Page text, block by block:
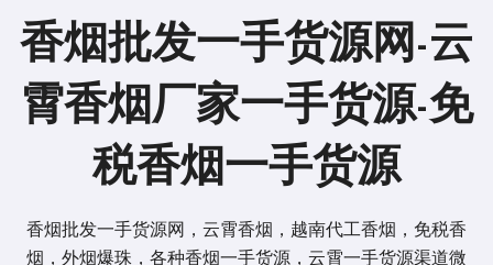
香烟批发一手货源网-云
霄香烟厂家一手货源-免
税香烟一手货源
香烟批发一手货源网，云霄香烟，越南代工香烟，免税香
烟，外烟爆珠，各种香烟一手货源，云霄一手货源渠道微